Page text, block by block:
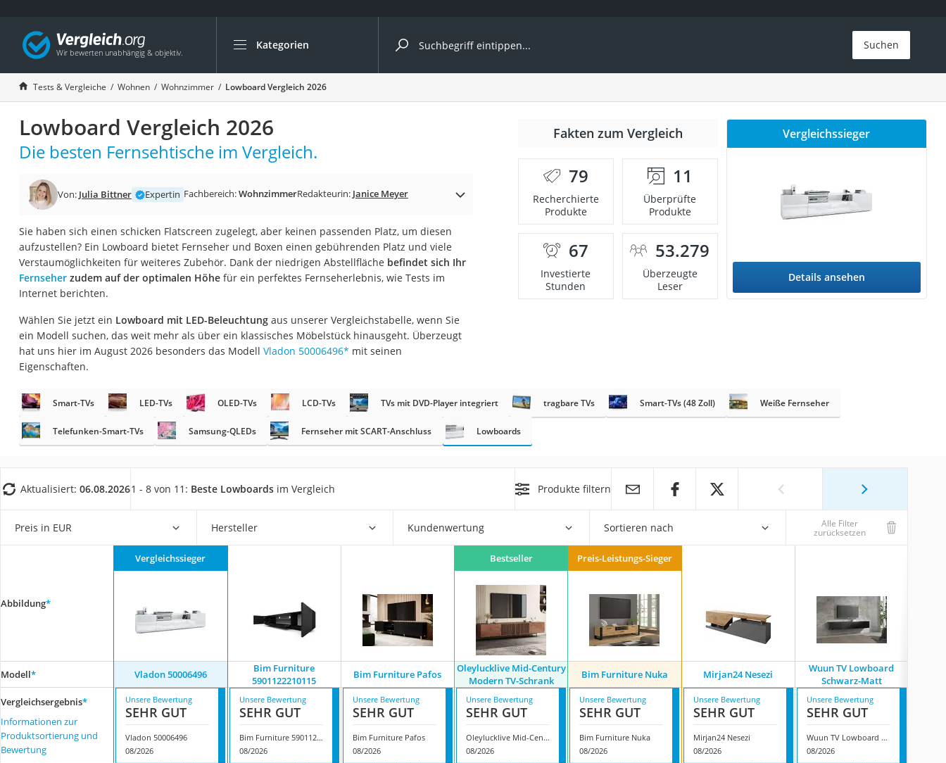
Kategorien
Die beliebtesten Vergleiche nach Kategorie
Wohnen
Matratzen-Topper
Matratzen
Konferenzlautsprecher
Tageslichtlampe
Badlüfter
Bürohocker
Außenleuchte mit Kamera
Ozongeneratoren
Konferenzmikrofon
Klappmatratze
Aktenvernichter Sicherheitsstufe 4
Spannbettlaken
Duschpaneel
Matratze 90 x 200 cm
Service
Suchen
Tests & Vergleiche Wohnen Wohnzimmer Lowboard Vergleich 2026
Lowboard Vergleich 2026
Die besten Fernsehtische im Vergleich.
Von: Julia Bittner Expertin Fachbereich:WohnzimmerRedakteurin: Janice Meyer
Sie haben sich einen schicken Flatscreen zugelegt, aber keinen passenden Platz, um diesen
aufzustellen? Ein Lowboard bietet Fernseher und Boxen einen gebührenden Platz und viele
Verstaumöglichkeiten für weiteres Zubehör. Dank der niedrigen Abstellfläche befindet sich Ihr
Fernseherzudem auf der optimalen Höhefür ein perfektes Fernseherlebnis, wie Tests im
Internet berichten.
Wählen Sie jetzt ein Lowboard mit LED-Beleuchtungaus unserer Vergleichstabelle, wenn Sie
ein Modell suchen, das weit mehr als über ein klassisches Möbelstück hinausgeht. Überzeugt
hat uns hier im August 2026 besonders das Modell Vladon 50006496* mit seinen
Eigenschaften.
Fakten zum Vergleich
79
Recherchierte
Produkte
11
Überprüfte
Produkte
67
Investierte
Stunden
53.279
Überzeugte
Leser
Vergleichssieger
Details ansehen
Smart-TVs LED-TVs OLED-TVs LCD-TVs TVs mit DVD-Player integriert tragbare TVs Smart-TVs (48 Zoll) Weiße Fernseher
Telefunken-Smart-TVs Samsung-QLEDs Fernseher mit SCART-Anschluss Lowboards
Aktualisiert: 06.08.20261 - 8 von 11: Beste Lowboards im Vergleich Produkte filtern
Preis in EUR Hersteller Kundenwertung Sortieren nach Alle Filter
zurücksetzen
Abbildung*
Vergleichssieger Bestseller Preis-Leistungs-Sieger
Modell* Vladon 50006496
Bim Furniture
5901122210115
Bim Furniture Pafos
Oleylucklive Mid-Century
Modern TV-Schrank
Bim Furniture Nuka Mirjan24 Nesezi
Wuun TV Lowboard
Schwarz-Matt
Vergleichsergebnis*
Informationen zur
Produktsortierung und
Bewertung
Unsere Bewertung
SEHR GUT
Vladon 50006496
08/2026
Unsere Bewertung
SEHR GUT
Bim Furniture 5901122210115
08/2026
Unsere Bewertung
SEHR GUT
Bim Furniture Pafos
08/2026
Unsere Bewertung
SEHR GUT
Oleylucklive Mid-Century Modern TV-Schrank
08/2026
Unsere Bewertung
SEHR GUT
Bim Furniture Nuka
08/2026
Unsere Bewertung
SEHR GUT
Mirjan24 Nesezi
08/2026
Unsere Bewertung
SEHR GUT
Wuun TV Lowboard Schwarz-Matt
08/2026